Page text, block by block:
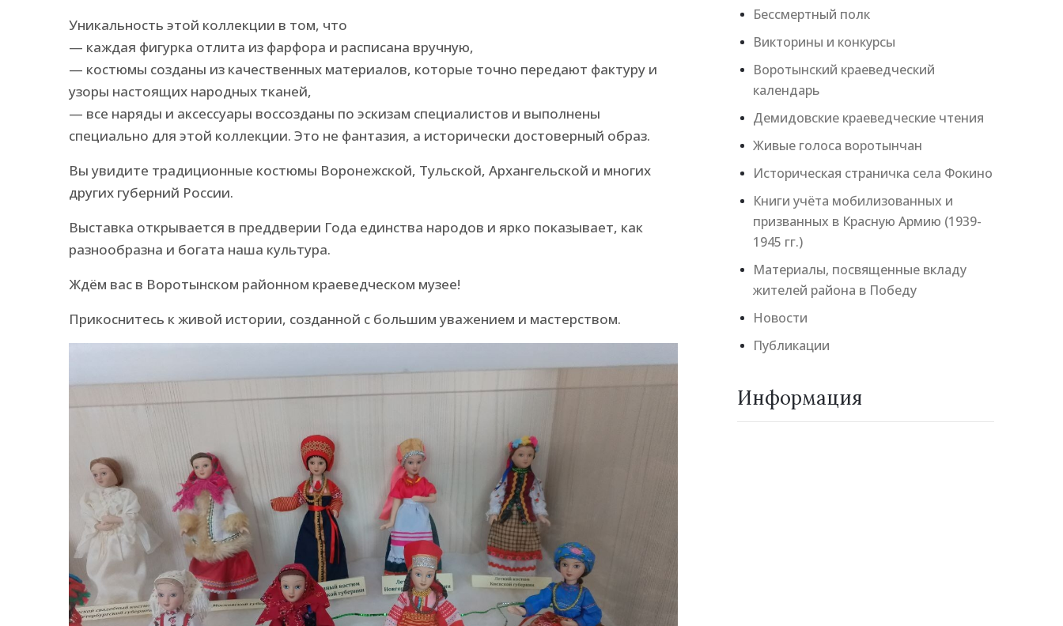
Уникальность этой коллекции в том, что
— каждая фигурка отлита из фарфора и расписана вручную,
— костюмы созданы из качественных материалов, которые точно передают фактуру и
узоры настоящих народных тканей,
— все наряды и аксессуары воссозданы по эскизам специалистов и выполнены
специально для этой коллекции. Это не фантазия, а исторически достоверный образ.
Вы увидите традиционные костюмы Воронежской, Тульской, Архангельской и многих
других губерний России.
Выставка открывается в преддверии Года единства народов и ярко показывает, как
разнообразна и богата наша культура.
Ждём вас в Воротынском районном краеведческом музее!
Прикоснитесь к живой истории, созданной с большим уважением и мастерством.
Бессмертный полк
Викторины и конкурсы
Воротынский краеведческий
календарь
Демидовские краеведческие чтения
Живые голоса воротынчан
Историческая страничка села Фокино
Книги учёта мобилизованных и
призванных в Красную Армию (1939-
1945 гг.)
Материалы, посвященные вкладу
жителей района в Победу
Новости
Публикации
Информация